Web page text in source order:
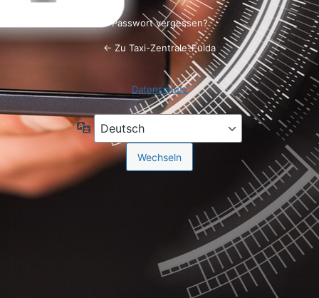
Passwort vergessen?
← Zu Taxi-Zentrale-Fulda
Datenschutz
Sprache